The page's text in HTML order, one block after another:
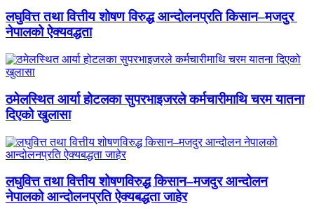
लघुवित्त तथा वित्तीय शोषण विरुद्ध आन्दोलनप्रति किसान–मजदुर
नेपालको ऐक्यवद्धता
ठमेलस्थित आर्या होटलका सुपरभाइजरले कर्मचारीमाथि चरम यातना
दिएको खुलासा
लघुवित्त तथा वित्तीय शोषणविरुद्ध किसान–मजदुर आन्दोलन
नेपालको आन्दोलनप्रति ऐक्यबद्धता जाहेर